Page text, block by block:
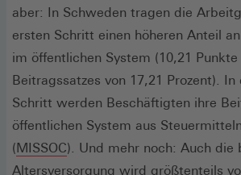
aber: In Schweden tragen die
ersten Schritt einen höheren Anteil
im öffentlichen System (10,21 Punkte
Beitragssatzes von 17,21 Prozent).
Schritt werden Beschäftigten ihre
öffentlichen System aus
(MISSOC(Öffnet
in
). Und mehr noch: Auch die
Altersversorgung wird größtenteils